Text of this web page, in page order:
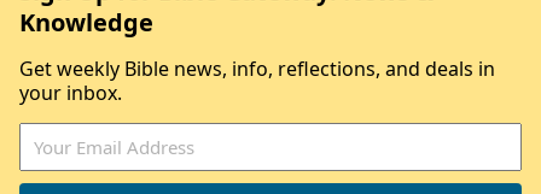
Knowledge
Get weekly Bible news, info, reflections, and deals in
your inbox.